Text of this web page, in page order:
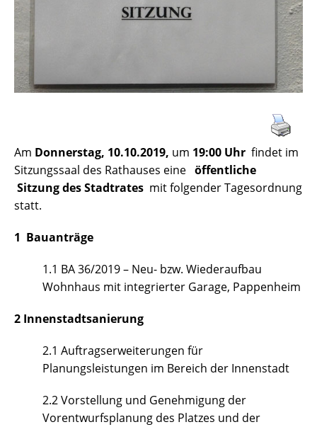
Am Donnerstag, 10.10.2019, um 19:00 Uhr findet im
Sitzungssaal des Rathauses eine öffentliche
Sitzung des Stadtrates mit folgender Tagesordnung
statt.
1 Bauanträge
1.1 BA 36/2019 – Neu- bzw. Wiederaufbau
Wohnhaus mit integrierter Garage, Pappenheim
2 Innenstadtsanierung
2.1 Auftragserweiterungen für
Planungsleistungen im Bereich der Innenstadt
2.2 Vorstellung und Genehmigung der
Vorentwurfsplanung des Platzes und der